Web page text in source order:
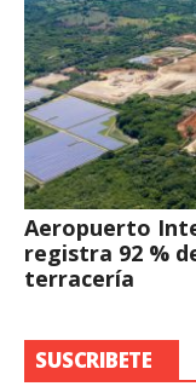
Aeropuerto
registra 92 %
terracería
SUSCRIBETE